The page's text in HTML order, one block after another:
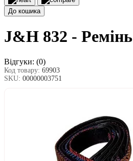
До кошика
J&H 832 - Ремінь
Відгуки: (0)
Код товару: 69903
SKU: 00000003751